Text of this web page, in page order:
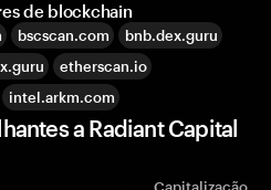
de blockchain
bscscan.com
bnb.dex.guru
etherscan.io
intel.arkm.com
a Radiant Capital